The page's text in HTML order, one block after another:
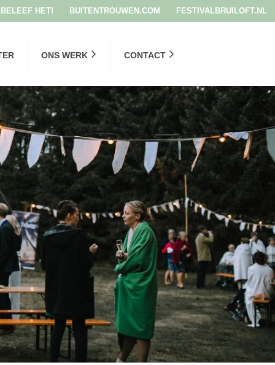
BELEEF HET! BUITENTROUWEN.COM FESTIVALBRUILOFT.NL
ONS WERK CONTACT